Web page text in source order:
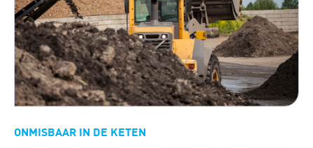
ONMISBAAR IN DE KETEN